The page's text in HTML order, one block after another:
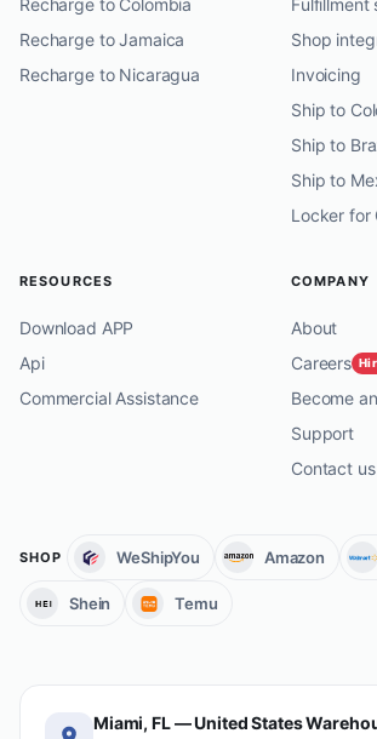
Recharge to Colombia
Recharge to Jamaica
Recharge to Nicaragua
Fulfillment
Shop
Invoicing
Ship to
Ship to
Ship to
Locker for
RESOURCES
Download APP
Api
Commercial Assistance
COMPANY
About
Careers
Become
Support
Contact us
SHOP WeShipYou Amazon
Shein Temu
Miami, FL — United States